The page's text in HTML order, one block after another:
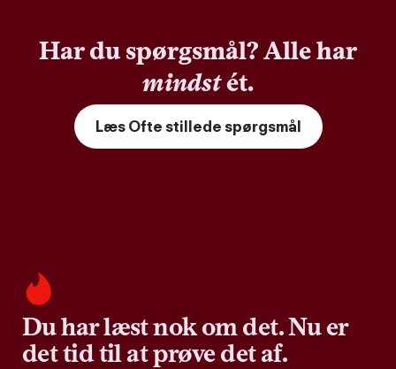
Har du spørgsmål? Alle har
mindstét.
Læs Ofte stillede spørgsmål
Du har læst nok om det. Nu er
det tid til at prøve det af.